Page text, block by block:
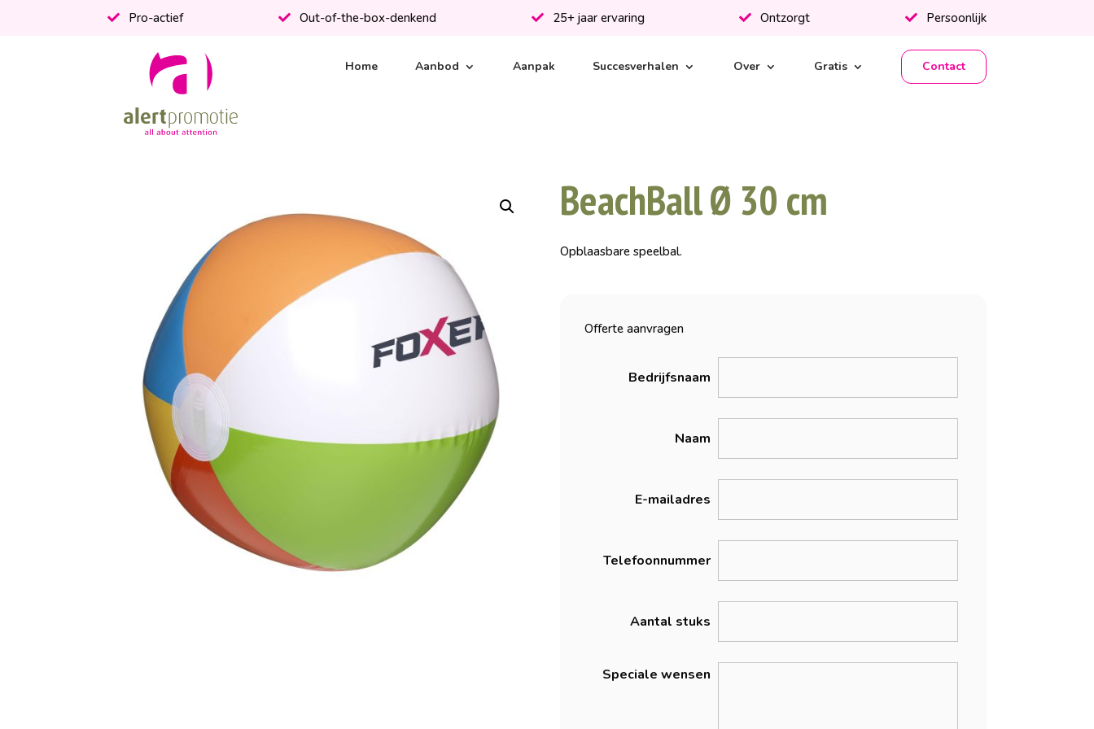
Pro-actief Out-of-the-box-denkend 25+ jaar ervaring Ontzorgt Persoonlijk
Home Aanbod Aanpak Succesverhalen Over Gratis Contact
BeachBall Ø 30 cm
Opblaasbare speelbal.
Offerte aanvragen
Bedrijfsnaam
Naam
E-mailadres
Telefoonnummer
Aantal stuks
Speciale wensen